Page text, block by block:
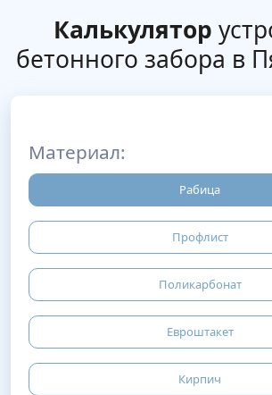
Калькулятор
бетонного забора в
Материал:
Рабица
Профлист
Поликарбонат
Евроштакет
Кирпич